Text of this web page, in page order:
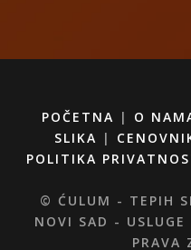
POČETNA | O
SLIKA |
POLITIKA
© ĆULUM - TEPIH
NOVI SAD -
PRAVA